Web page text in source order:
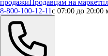
продажиПродавцам на
8-800-100-12-11с 07:00 до 20:00